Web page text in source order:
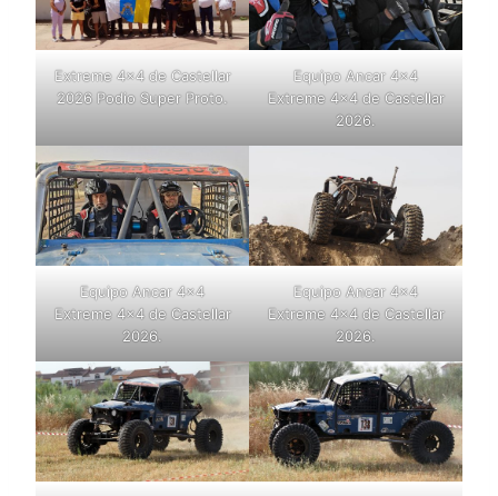
Extreme 4×4 de Castellar
2026 Podio Super Proto.
Equipo Ancar 4×4
Extreme 4×4 de Castellar
2026.
Equipo Ancar 4×4
Extreme 4×4 de Castellar
2026.
Equipo Ancar 4×4
Extreme 4×4 de Castellar
2026.